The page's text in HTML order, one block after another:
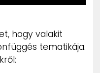
hogy valakit
tematikája.